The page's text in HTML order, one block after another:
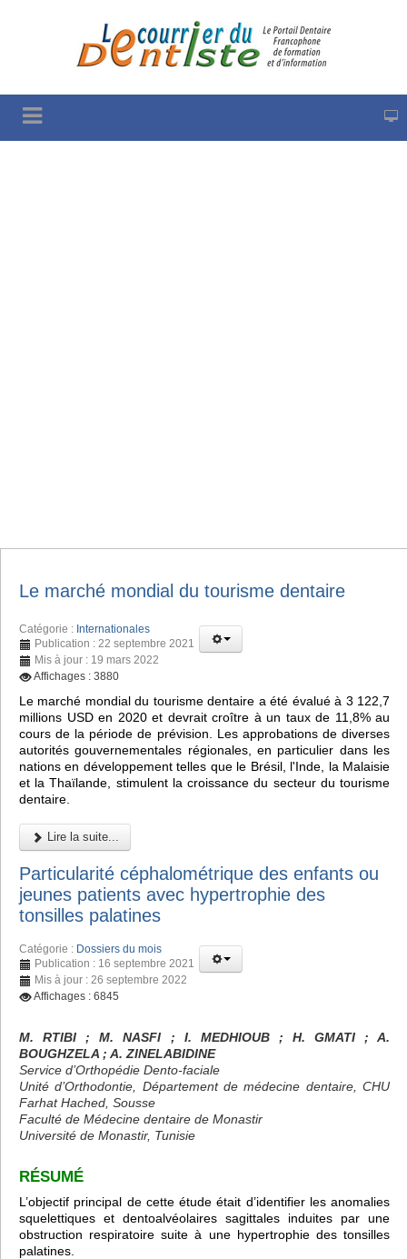
Le marché mondial du tourisme dentaire
Catégorie : Internationales
Publication : 22 septembre 2021
Mis à jour : 19 mars 2022
Affichages : 3880
Le marché mondial du tourisme dentaire a été évalué à 3 122,7
millions USD en 2020 et devrait croître à un taux de 11,8% au
cours de la période de prévision. Les approbations de diverses
autorités gouvernementales régionales, en particulier dans les
nations en développement telles que le Brésil, l'Inde, la Malaisie
et la Thaïlande, stimulent la croissance du secteur du tourisme
dentaire.
Lire la suite...
Particularité céphalométrique des enfants ou
jeunes patients avec hypertrophie des
tonsilles palatines
Catégorie : Dossiers du mois
Publication : 16 septembre 2021
Mis à jour : 26 septembre 2022
Affichages : 6845
M. RTIBI ; M. NASFI ; I. MEDHIOUB ; H. GMATI
; A.
BOUGHZELA ; A. ZINELABIDINE
Service d’Orthopédie Dento-faciale
Unité d’Orthodontie, Département de médecine dentaire, CHU
Farhat Hached, Sousse
Faculté de Médecine dentaire de Monastir
Université de Monastir, Tunisie
RÉSUMÉ
L’objectif principal de cette étude était d’identifier les anomalies
squelettiques et dentoalvéolaires sagittales induites par une
obstruction respiratoire suite à une hypertrophie des tonsilles
palatines.